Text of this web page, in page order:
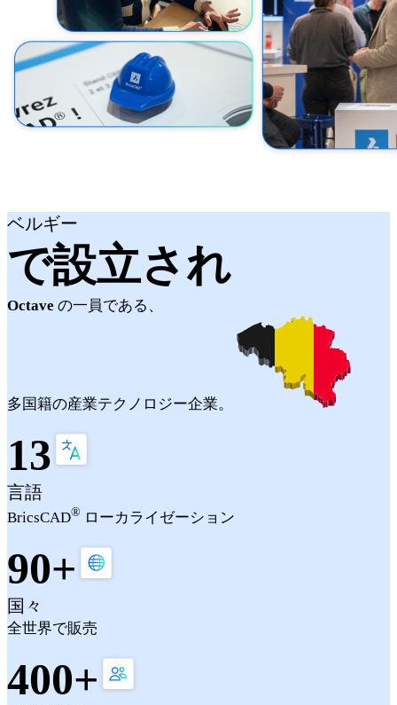
ベルギー
で設立され
Octave の一員である、
多国籍の産業テクノロジー企業。
13
言語
BricsCAD® ローカライゼーション
90+
国々
全世界で販売
400+